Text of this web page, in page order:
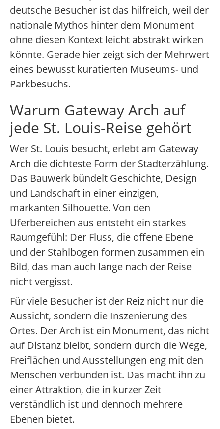
deutsche Besucher ist das hilfreich, weil der
nationale Mythos hinter dem Monument
ohne diesen Kontext leicht abstrakt wirken
könnte. Gerade hier zeigt sich der Mehrwert
eines bewusst kuratierten Museums- und
Parkbesuchs.
Warum Gateway Arch auf
jede St. Louis-Reise gehört
Wer St. Louis besucht, erlebt am Gateway
Arch die dichteste Form der Stadterzählung.
Das Bauwerk bündelt Geschichte, Design
und Landschaft in einer einzigen,
markanten Silhouette. Von den
Uferbereichen aus entsteht ein starkes
Raumgefühl: Der Fluss, die offene Ebene
und der Stahlbogen formen zusammen ein
Bild, das man auch lange nach der Reise
nicht vergisst.
Für viele Besucher ist der Reiz nicht nur die
Aussicht, sondern die Inszenierung des
Ortes. Der Arch ist ein Monument, das nicht
auf Distanz bleibt, sondern durch die Wege,
Freiflächen und Ausstellungen eng mit den
Menschen verbunden ist. Das macht ihn zu
einer Attraktion, die in kurzer Zeit
verständlich ist und dennoch mehrere
Ebenen bietet.